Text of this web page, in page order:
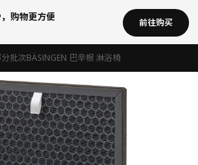
购物更方便 前往购买
批次BÄSINGEN 巴辛根 淋浴椅